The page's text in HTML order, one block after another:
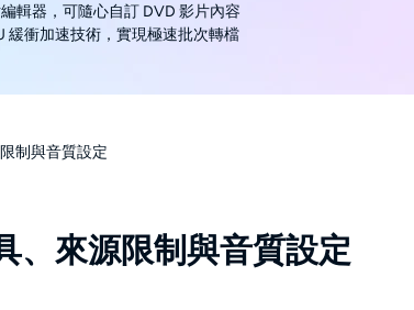
輯器，可隨心自訂 DVD 影片內容
緩衝加速技術，實現極速批次轉檔
制與音質設定
、來源限制與音質設定